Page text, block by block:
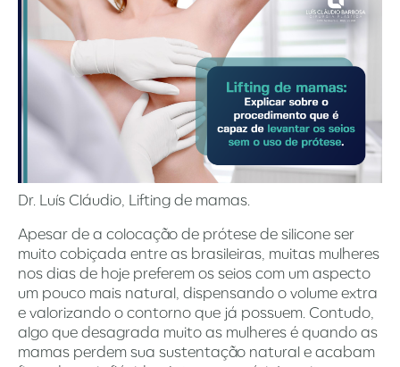
Dr. Luís Cláudio, Lifting de mamas.
Apesar de a colocação de prótese de silicone ser
muito cobiçada entre as brasileiras, muitas mulheres
nos dias de hoje preferem os seios com um aspecto
um pouco mais natural, dispensando o volume extra
e valorizando o contorno que já possuem. Contudo,
algo que desagrada muito as mulheres é quando as
mamas perdem sua sustentação natural e acabam